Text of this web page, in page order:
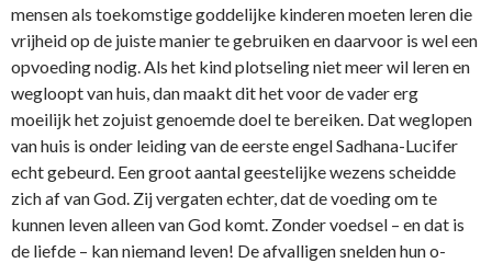
mensen als toekomstige goddelijke kinderen moeten leren die
vrijheid op de juiste manier te gebruiken en daarvoor is wel een
opvoeding nodig. Als het kind plotseling niet meer wil leren en
wegloopt van huis, dan maakt dit het voor de vader erg
moeilijk het zojuist genoemde doel te bereiken. Dat weglopen
van huis is o­nder leiding van de eerste engel Sadhana-Lucifer
echt gebeurd. Een groot aantal geestelijke wezens scheidde
zich af van God. Zij vergaten echter, dat de voeding om te
kunnen leven alleen van God komt. Zonder voedsel – en dat is
de liefde – kan niemand leven! De afvalligen snelden hun o­